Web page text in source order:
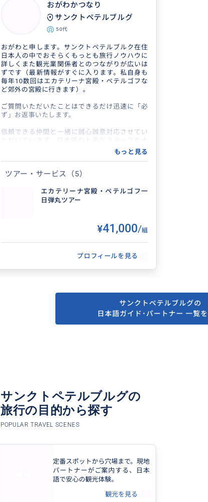
おがわかつなり
サンクトペテルブルグ
50代
おがわと申します。サンクトペテルブルク在住
日本人の中でおそらくもっとも旅行ノウハウに
詳しくまた観光業関係者とのつながりが広いは
ずです（最新情報がすぐに入ります。私自身も
毎年10数回はエカテリーナ宮殿・ペテルゴフな
ど郊外の宮殿に行きます）。
ご質問いただいたことはできるだけ迅速に「必
ず」お返事いたします。
信頼できる仲間と一緒に誠心誠意対応させてい
幅増強しました。日本語公式ガイドの手配以外
にも移動の補助や簡単な同行など幅広いニーズ
＊車椅子でのサンクトペテルブルク旅行のノウ
エルミタージュ美術館は目をつぶってもどこに
でも勉強のために通ったり本を読んだりピョー
トル大帝以降のロマノフ王朝の歴代皇帝たちと
各人のエピソードについては把握していますの
背景を含めてお話しできます)
本業（サンクトペテルブルク日本人・日本語ガ
イド）と内容がかぶる部分が多いですが、こち
らでいただいたご依頼も仲間と力を合わせてお
手伝いしています。
ロシア語は勉強を始めて20年になりますが、ず
っと独学だったためいまでも勉強の毎日です。
スのご案内ができると思います。または、ニー
(2017年からロシア国籍所持者以外の観光案内行
国籍を持たない日本人による観光地案内行為は
ロシア国内では違法になる場合があります。で
すのでとくに観光案内をご希望の場合、こちら
もっと見る
ツアー・サービス （5）
エカテリーナ宮殿・ペテルゴフ一
日弾丸ツアー
¥41,000/組
プロフィールを見る
サンクトペテルブルグの
日本語ガイド･パートナー 一覧
サンクトペテルブルグの
旅行の目的から探す
POPULAR TRAVEL SCENES
定番スポットから穴場まで。現地
パートナーがご案内する、日本
語で安心の観光体験。
観光を見る